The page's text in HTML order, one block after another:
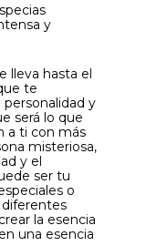
y
lleva hasta el
te
y
será lo que
a ti con más
misteriosa,
y el
ser tu
o
diferentes
la esencia
una esencia